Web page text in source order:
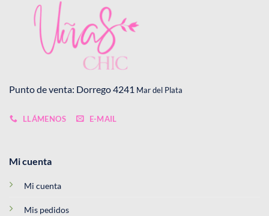
Punto de venta: Dorrego 4241 Mar del Plata
LLÁMENOS E-MAIL
Mi cuenta
Mi cuenta
Mis pedidos